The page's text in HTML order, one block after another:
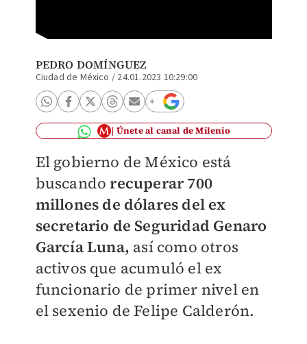
PEDRO DOMÍNGUEZ
Ciudad de México / 24.01.2023 10:29:00
Únete al canal de Milenio
El gobierno de México está
buscandorecuperar 700
millones de dólares del ex
secretario de Seguridad Genaro
García Luna, así como otros
activos que acumuló el ex
funcionario de primer nivel en
el sexenio de Felipe Calderón.